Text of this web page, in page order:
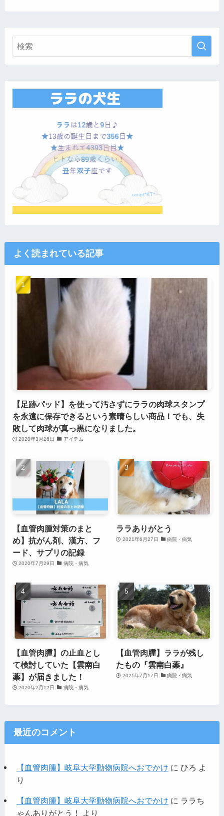
よく読まれている記事
【足跡パッド】を使って汚さずにララの肉球スタンプ
を永遠に保存できるという素晴らしい商品！でも、失
敗して肉球が真っ黒になりました。
2020年3月26日 アイテム
【血管肉腫対策のまと
め】抗がん剤、漢方、フ
ード、サプリの記録
2020年7月29日 病院・病気
ララありがとう
2021年6月27日 病院・病気
【血管肉腫】の止血とし
て検討していた【雲南白
薬】が届きました！
2020年2月12日 病院・病気
【血管肉腫】ララが残し
たもの『雲南白薬』
2021年7月17日 病院・病気
最近のコメント
【血管肉腫】岐阜大学動物病院へおでかけ に ひろ よ
り
【血管肉腫】岐阜大学動物病院へおでかけ に ララち
ゃんありがとう！
より